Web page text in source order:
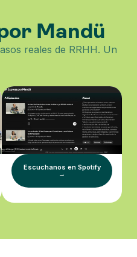
Mandü
reales de RRHH. Un
Escuchanos en Spotify
→